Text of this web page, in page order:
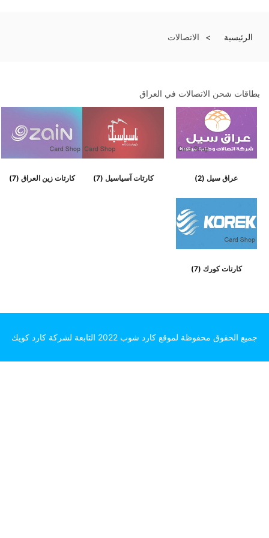
الرئيسية الاتصالات
بطاقات شحن الاتصالات في العراق
عراق سيل (2) كارتات آسياسيل (7) كارتات زين العراق (7)
كارتات كورك (7)
جميع الحقوق محفوظة لموقع كارد شوب 2022 التابعة لشركة كارد كويك